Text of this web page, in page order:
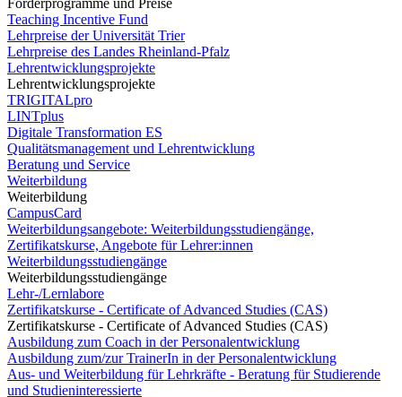
Förderprogramme und Preise
Teaching Incentive Fund
Lehrpreise der Universität Trier
Lehrpreise des Landes Rheinland-Pfalz
Lehrentwicklungsprojekte
Lehrentwicklungsprojekte
TRIGITALpro
LINTplus
Digitale Transformation ES
Qualitätsmanagement und Lehrentwicklung
Beratung und Service
Weiterbildung
Weiterbildung
CampusCard
Weiterbildungsangebote: Weiterbildungsstudiengänge,
Zertifikatskurse, Angebote für Lehrer:innen
Weiterbildungsstudiengänge
Weiterbildungsstudiengänge
Lehr-/Lernlabore
Zertifikatskurse - Certificate of Advanced Studies (CAS)
Zertifikatskurse - Certificate of Advanced Studies (CAS)
Ausbildung zum Coach in der Personalentwicklung
Ausbildung zum/zur TrainerIn in der Personalentwicklung
Aus- und Weiterbildung für Lehrkräfte - Beratung für Studierende
und Studieninteressierte